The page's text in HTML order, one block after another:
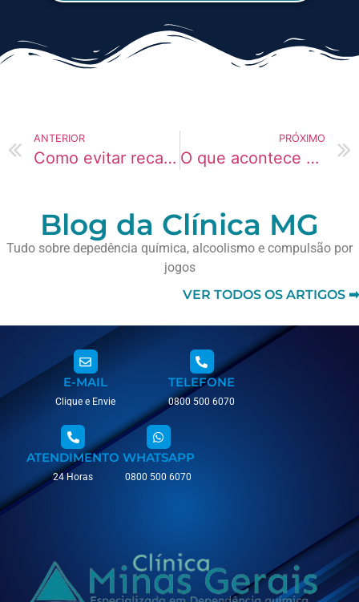
ANTERIOR
Como evitar recaídas no uso de drogas?
PRÓXIMO
O que acontece se eu misturar álcool e remédio?
Blog da Clínica MG
Tudo sobre depedência química, alcoolismo e compulsão por
jogos
VER TODOS OS ARTIGOS ➡
E-MAIL
Clique e Envie
TELEFONE
0800 500 6070
ATENDIMENTO
24 Horas
WHATSAPP
0800 500 6070